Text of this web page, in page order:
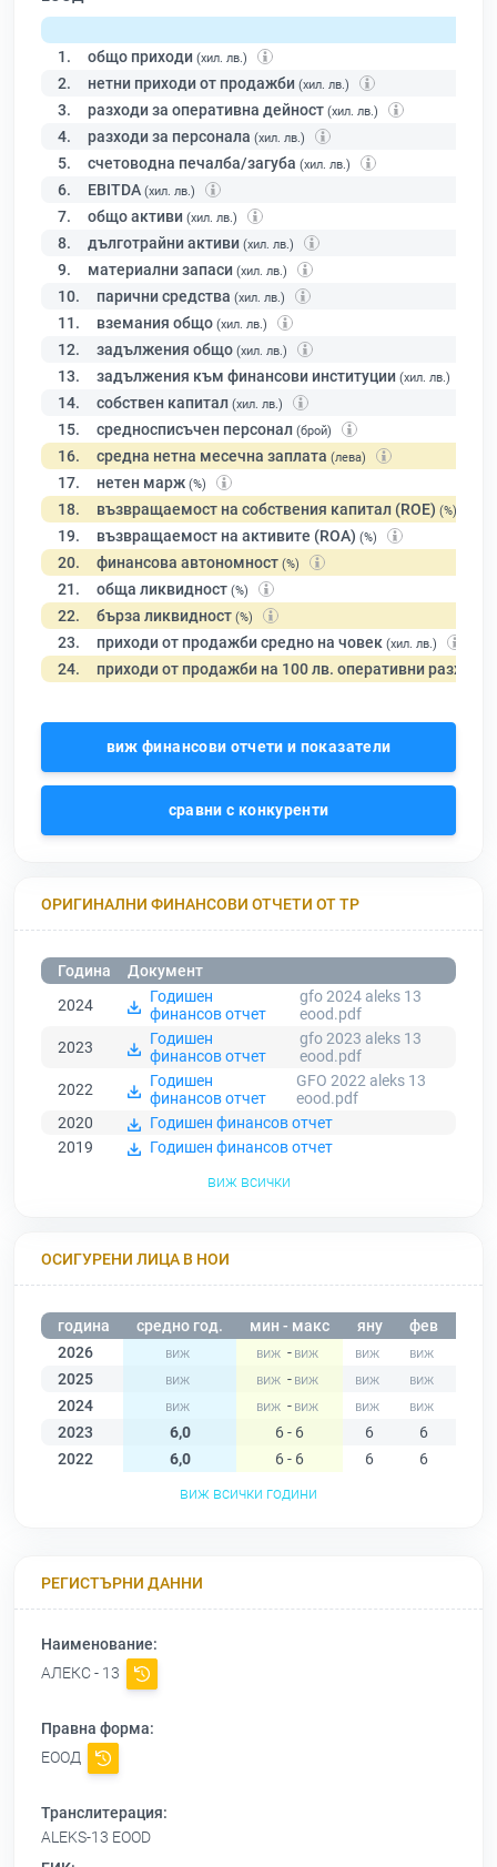
1. общо приходи (хил. лв.)
2. нетни приходи от продажби (хил. лв.)
3. разходи за оперативна дейност (хил. лв.)
4. разходи за персонала (хил. лв.)
5. счетоводна печалба/загуба (хил. лв.)
6. EBITDA (хил. лв.)
7. общо активи (хил. лв.)
8. дълготрайни активи (хил. лв.)
9. материални запаси (хил. лв.)
10. парични средства (хил. лв.)
11. вземания общо (хил. лв.)
12. задължения общо (хил. лв.)
13. задължения към финансови институции (хил. лв.)
14. собствен капитал (хил. лв.)
15. средносписъчен персонал (брой)
16. средна нетна месечна заплата (лева)
17. нетен марж (%)
18. възвращаемост на собствения капитал (ROE) (%)
19. възвращаемост на активите (ROA) (%)
20. финансова автономност (%)
21. обща ликвидност (%)
22. бърза ликвидност (%)
23. приходи от продажби средно на човек (хил. лв.)
24. приходи от продажби на 100 лв. оперативни разходи
виж финансови отчети и показатели
сравни с конкуренти
ОРИГИНАЛНИ ФИНАНСОВИ ОТЧЕТИ ОТ ТР
Година
Документ
2024
Годишен
финансов отчет
gfo 2024 aleks 13
eood.pdf
2023
Годишен
финансов отчет
gfo 2023 aleks 13
eood.pdf
2022
Годишен
финансов отчет
GFO 2022 aleks 13
eood.pdf
2020
Годишен финансов отчет
2019
Годишен финансов отчет
виж всички
ОСИГУРЕНИ ЛИЦА В НОИ
година средно год. мин - макс яну фев
2026
-
2025
-
2024
-
2023
6,0 6 - 6 6 6
2022
6,0 6 - 6 6 6
виж всички години
РЕГИСТЪРНИ ДАННИ
Наименование:
АЛЕКС - 13
Правна форма:
ЕООД
Транслитерация:
ALEKS-13 EOOD